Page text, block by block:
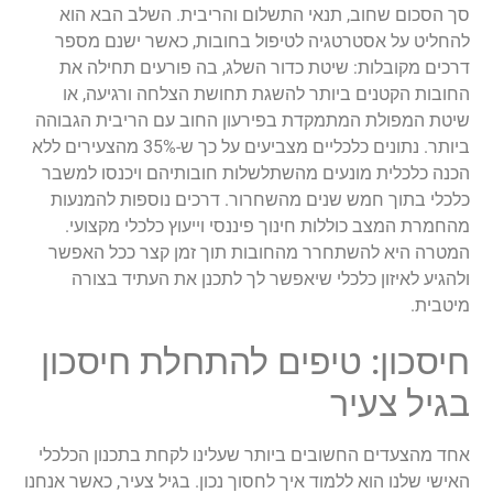
סך הסכום שחוב, תנאי התשלום והריבית. השלב הבא הוא
להחליט על אסטרטגיה לטיפול בחובות, כאשר ישנם מספר
דרכים מקובלות: שיטת כדור השלג, בה פורעים תחילה את
החובות הקטנים ביותר להשגת תחושת הצלחה ורגיעה, או
שיטת המפולת המתמקדת בפירעון החוב עם הריבית הגבוהה
ביותר. נתונים כלכליים מצביעים על כך ש-35% מהצעירים ללא
הכנה כלכלית מונעים מהשתלשלות חובותיהם ויכנסו למשבר
כלכלי בתוך חמש שנים מהשחרור. דרכים נוספות להמנעות
מהחמרת המצב כוללות חינוך פיננסי וייעוץ כלכלי מקצועי.
המטרה היא להשתחרר מהחובות תוך זמן קצר ככל האפשר
ולהגיע לאיזון כלכלי שיאפשר לך לתכנן את העתיד בצורה
מיטבית.
חיסכון: טיפים להתחלת חיסכון
בגיל צעיר
אחד מהצעדים החשובים ביותר שעלינו לקחת בתכנון הכלכלי
האישי שלנו הוא ללמוד איך לחסוך נכון. בגיל צעיר, כאשר אנחנו